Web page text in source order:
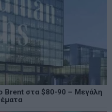
Brent στα $80-90 – Μεγάλη